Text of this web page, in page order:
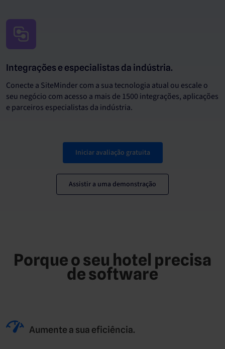
Integrações e especialistas da indústria.
Conecte a SiteMinder com a sua tecnologia atual ou escale o
seu negócio com acesso a mais de 1500 integrações, aplicações
e parceiros especialistas da indústria.
Iniciar avaliação gratuita
Assistir a uma demonstração
Porque o seu hotel precisa
de software
Aumente a sua eficiência.